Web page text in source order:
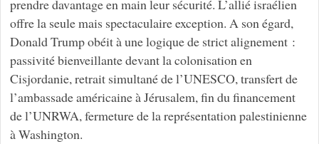
prendre davantage en main leur sécurité. L’allié israélien
offre la seule mais spectaculaire exception. A son égard,
Donald Trump obéit à une logique de strict alignement :
passivité bienveillante devant la colonisation en
Cisjordanie, retrait simultané de l’UNESCO, transfert de
l’ambassade américaine à Jérusalem, fin du financement
de l’UNRWA, fermeture de la représentation palestinienne
à Washington.